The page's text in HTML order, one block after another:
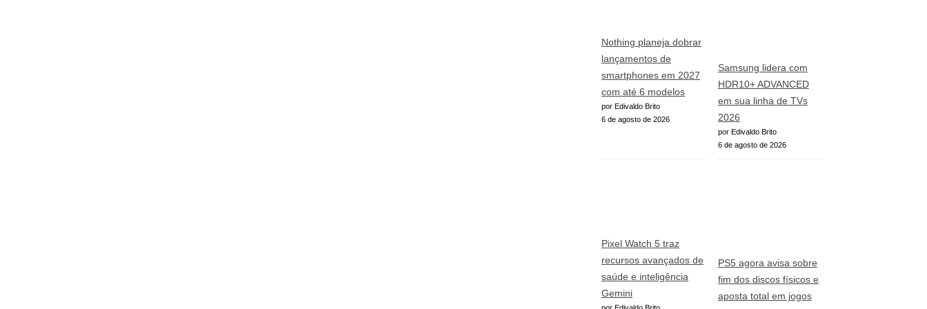
Nothing planeja dobrar
lançamentos de
smartphones em 2027
com até 6 modelos
por Edivaldo Brito
6 de agosto de 2026
Samsung lidera com
HDR10+ ADVANCED
em sua linha de TVs
2026
por Edivaldo Brito
6 de agosto de 2026
Pixel Watch 5 traz
recursos avançados de
saúde e inteligência
Gemini
PS5 agora avisa sobre
fim dos discos físicos e
aposta total em jogos